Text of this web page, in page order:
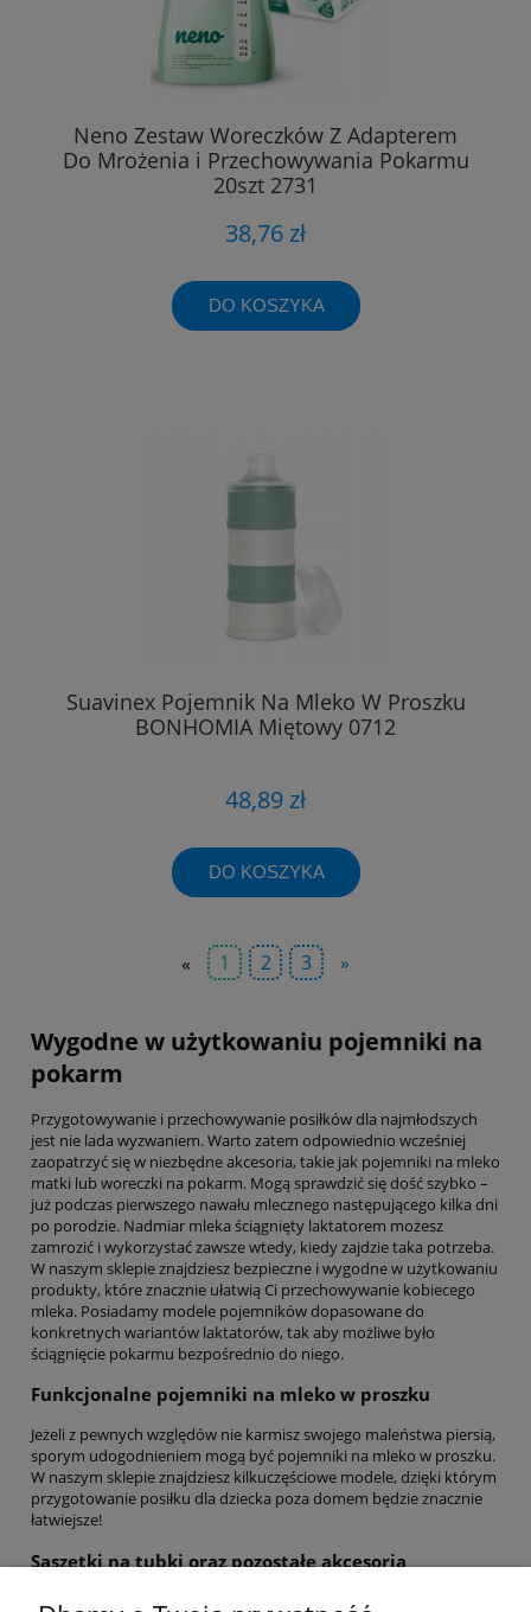
Neno Zestaw Woreczków Z Adapterem
Do Mrożenia i Przechowywania Pokarmu
20szt 2731
38,76 zł
DO KOSZYKA
Suavinex Pojemnik Na Mleko W Proszku
BONHOMIA Miętowy 0712
48,89 zł
DO KOSZYKA
« 1 2 3 »
Wygodne w użytkowaniu pojemniki na
pokarm
Przygotowywanie i przechowywanie posiłków dla najmłodszych
jest nie lada wyzwaniem. Warto zatem odpowiednio wcześniej
zaopatrzyć się w niezbędne akcesoria, takie jak pojemniki na mleko
matki lub woreczki na pokarm. Mogą sprawdzić się dość szybko –
już podczas pierwszego nawału mlecznego następującego kilka dni
po porodzie. Nadmiar mleka ściągnięty laktatorem możesz
zamrozić i wykorzystać zawsze wtedy, kiedy zajdzie taka potrzeba.
W naszym sklepie znajdziesz bezpieczne i wygodne w użytkowaniu
produkty, które znacznie ułatwią Ci przechowywanie kobiecego
mleka. Posiadamy modele pojemników dopasowane do
konkretnych wariantów laktatorów, tak aby możliwe było
ściągnięcie pokarmu bezpośrednio do niego.
Funkcjonalne pojemniki na mleko w proszku
Jeżeli z pewnych względów nie karmisz swojego maleństwa piersią,
sporym udogodnieniem mogą być pojemniki na mleko w proszku.
W naszym sklepie znajdziesz kilkuczęściowe modele, dzięki którym
przygotowanie posiłku dla dziecka poza domem będzie znacznie
łatwiejsze!
Saszetki na tubki oraz pozostałe akcesoria
Poza szerokim wyborem pojemników, w naszym sklepie znajdziesz